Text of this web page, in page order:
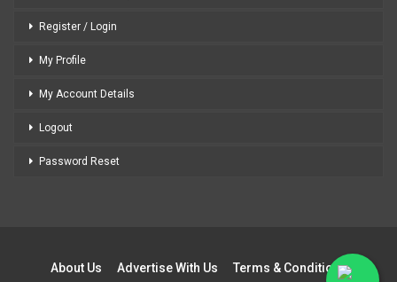
Register / Login
My Profile
My Account Details
Logout
Password Reset
About Us Advertise With Us Terms & Conditions